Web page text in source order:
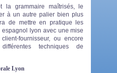
la grammaire maîtrisés, le
à un autre palier bien plus
de mettre en pratique les
lyon avec une mise
fournisseur, ou encore
techniques de
Lyon